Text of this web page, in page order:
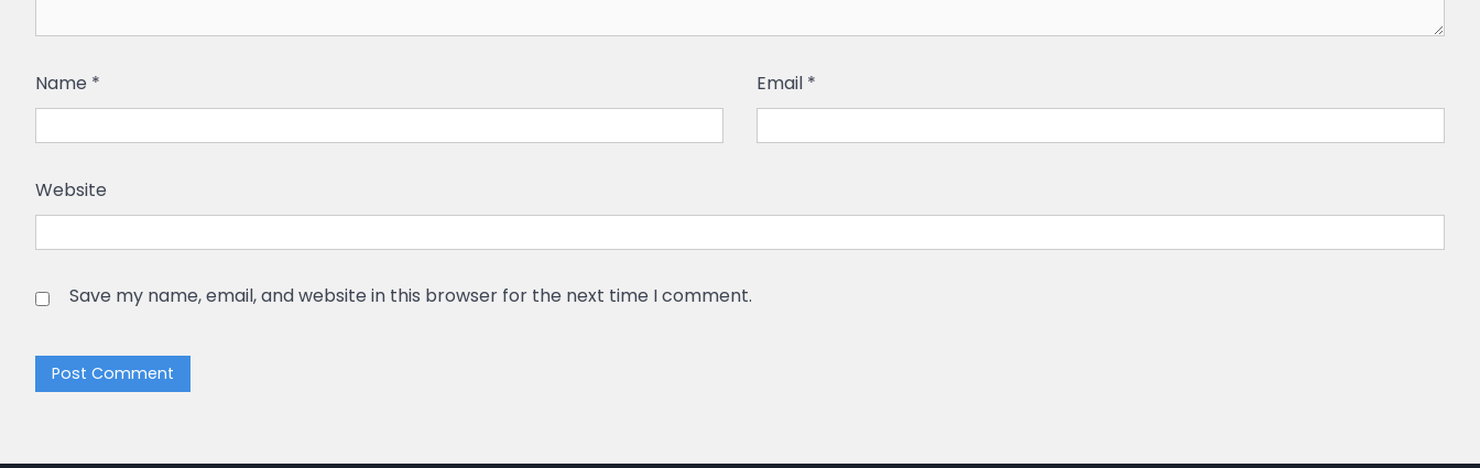
Name * Email *
Website
Save my name, email, and website in this browser for the next time I comment.